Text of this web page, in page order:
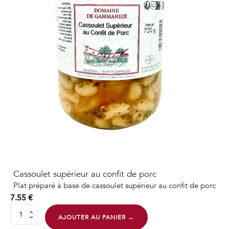
Cassoulet supérieur au confit de porc
Plat préparé à base de cassoulet supérieur au confit de porc
7.55€
quantité
de
AJOUTER AU PANIER →